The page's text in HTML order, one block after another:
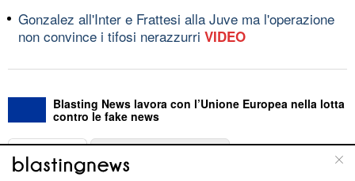
Gonzalez all'Inter e Frattesi alla Juve ma l'operazione
non convince i tifosi nerazzurri VIDEO
Blasting News lavora con l’Unione Europea nella lotta
contro le fake news
ABOUT